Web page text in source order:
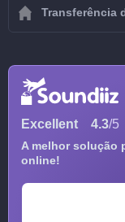
Transferência
Excellent 4.3/5
A melhor solução
online!